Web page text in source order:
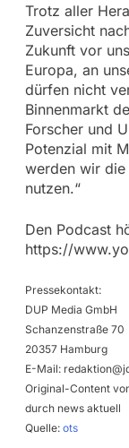
Trotz aller
Zuversicht
Zukunft vor
Europa, an
dürfen nicht
Binnenmarkt
Forscher und
Potenzial mit
werden wir die
nutzen.“
Den Podcast
https://
Pressekontakt:
DUP Media GmbH
Schanzenstraße 70
20357 Hamburg
E-Mail:
Original-Content
durch news aktuell
Quelle: ots